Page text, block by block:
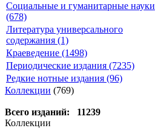
Социальные и гуманитарные науки
(678)
Литература универсального
содержания (1)
Краеведение (1498)
Периодические издания (7235)
Редкие нотные издания (96)
Коллекции (769)
Всего изданий: 11239
Коллекции